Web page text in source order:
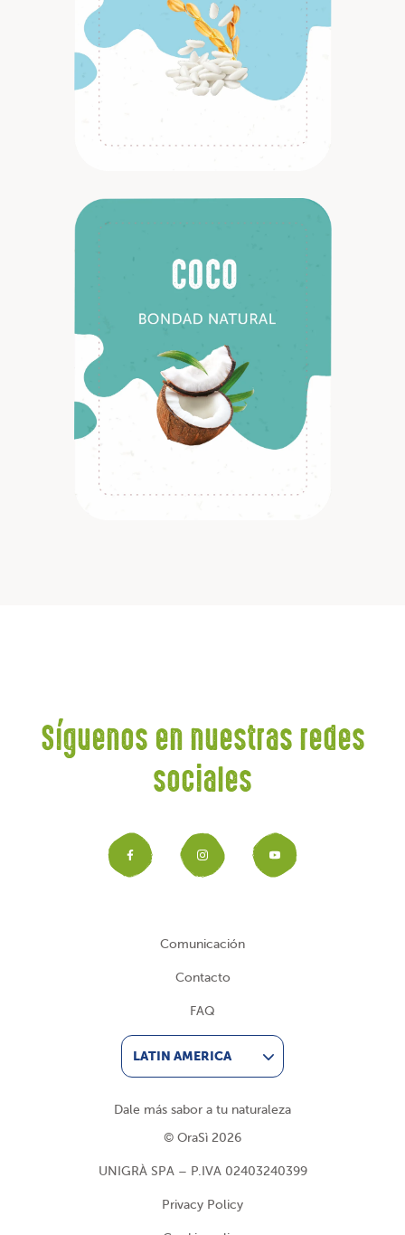
Síguenos en nuestras redes
sociales
Facebook
Instagram
Comunicación
Contacto
FAQ
LATIN AMERICA
Dale más sabor a tu naturaleza
© OraSì 2026
UNIGRÀ SPA – P.IVA 02403240399
Privacy Policy